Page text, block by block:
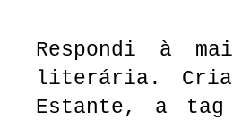
Respondi à
literária.
Estante, a